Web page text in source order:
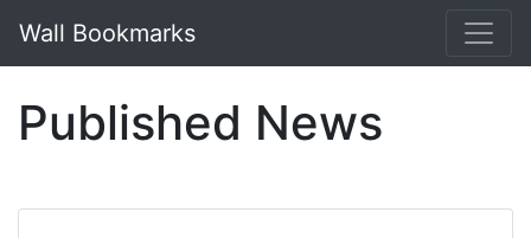
Wall Bookmarks
Published News